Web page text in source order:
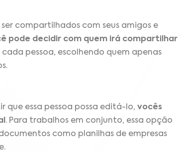
compartilhados com seus amigos e
pode decidir com quem irá compartilhar
pessoa, escolhendo quem apenas
essa pessoa possa editá-lo, vocês
. Para trabalhos em conjunto, essa opção
como planilhas de empresas